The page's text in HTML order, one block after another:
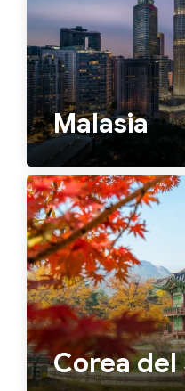
Malasia
Corea del